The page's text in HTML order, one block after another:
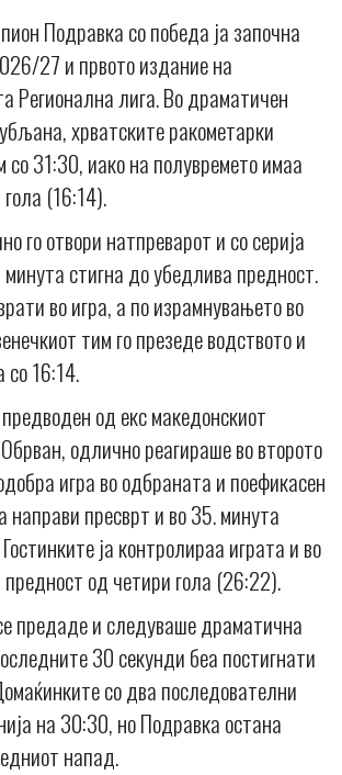
Подравка со победа ја започна
27 и првото издание на
Регионална лига. Во драматичен
хрватските ракометарки
31:30, иако на полувремето имаа
(16:14).
го отвори натпреварот и со серија
стигна до убедлива предност.
во игра, а по израмнувањето во
тим го презеде водството и
16:14.
од екс македонскиот
одлично реагираше во второто
игра во одбраната и поефикасен
пресврт и во 35. минута
ја контролираа играта и во
од четири гола (26:22).
предаде и следуваше драматична
30 секунди беа постигнати
со два последователни
на 30:30, но Подравка остана
напад.